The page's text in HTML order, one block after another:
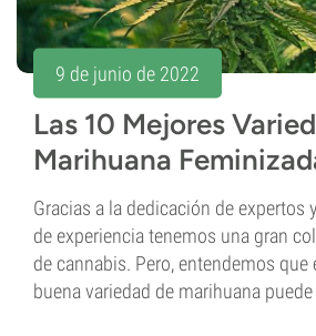
9 de junio de 2022
Las 10 Mejores
Marihuana
Gracias a la dedicación de expertos
de experiencia tenemos una gran
de cannabis. Pero, entendemos que
buena variedad de marihuana puede